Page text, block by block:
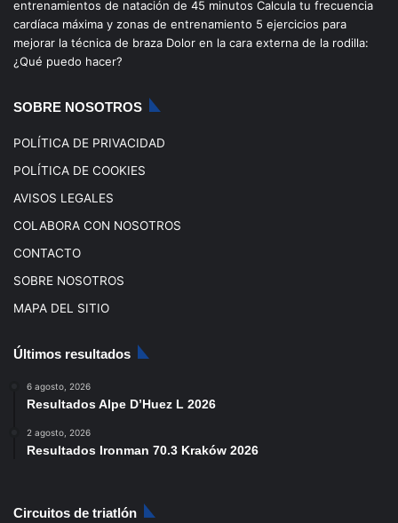
o
b
g
k
entrenamientos de natación de 45 minutos Calcula tu frecuencia
cardíaca máxima y zonas de entrenamiento 5 ejercicios para
mejorar la técnica de braza Dolor en la cara externa de la rodilla:
¿Qué puedo hacer?
SOBRE NOSOTROS
POLÍTICA DE PRIVACIDAD
POLÍTICA DE COOKIES
AVISOS LEGALES
COLABORA CON NOSOTROS
CONTACTO
SOBRE NOSOTROS
MAPA DEL SITIO
Últimos resultados
6 agosto, 2026
Resultados Alpe D’Huez L 2026
2 agosto, 2026
Resultados Ironman 70.3 Kraków 2026
Circuitos de triatlón